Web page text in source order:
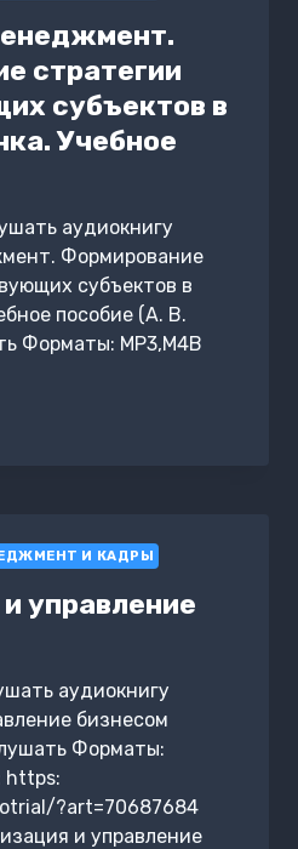
стратегии
субъектов в
Учебное
аудиокнигу
Формирование
субъектов в
пособие (А. В.
Форматы: MP3,M4B
И КАДРЫ
управление
аудиокнигу
бизнесом
Форматы:
https:
?art=70687684
и управление